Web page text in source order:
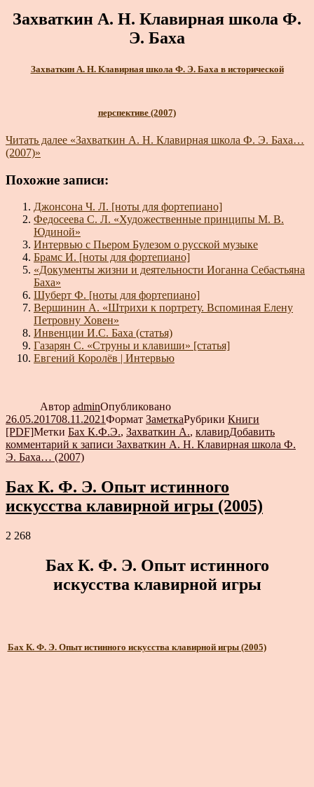
Захваткин А. Н. Клавирная школа Ф.
Э. Баха
Захваткин А. Н. Клавирная школа Ф. Э. Баха в исторической
перспективе (2007)
Читать далее «Захваткин А. Н. Клавирная школа Ф. Э. Баха…
(2007)»
Похожие записи:
Джонсона Ч. Л. [ноты для фортепиано]
Федосеева С. Л. «Художественные принципы М. В.
Юдиной»
Интервью с Пьером Булезом о русской музыке
Брамс И. [ноты для фортепиано]
«Документы жизни и деятельности Иоганна Себастьяна
Баха»
Шуберт Ф. [ноты для фортепиано]
Вершинин А. «Штрихи к портрету. Вспоминая Елену
Петровну Ховен»
Инвенции И.С. Баха (статья)
Газарян С. «Струны и клавиши» [статья]
Евгений Королёв | Интервью
Автор adminОпубликовано
26.05.201708.11.2021Формат ЗаметкаРубрики Книги
[PDF]Метки Бах К.Ф.Э., Захваткин А., клавирДобавить
комментарий к записи Захваткин А. Н. Клавирная школа Ф.
Э. Баха… (2007)
Бах К. Ф. Э. Опыт истинного
искусства клавирной игры (2005)
2 268
Бах К. Ф. Э. Опыт истинного
искусства клавирной игры
Бах К. Ф. Э. Опыт истинного искусства клавирной игры (2005)